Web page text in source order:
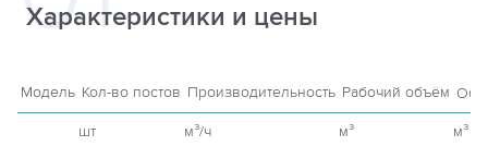
Характеристики и цены
Модель Кол-во постов Производительность Рабочий объём
шт м³/ч м³
м³